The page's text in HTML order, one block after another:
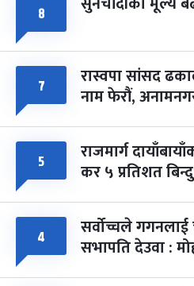
८ फागुपूर्णिमा
८
७ रास्वपा सांसद
नाम फेरौं,
५ राजमार्ग
कर ५ प्रतिशत
४ सर्वोच्चले
सभापति देउवा :